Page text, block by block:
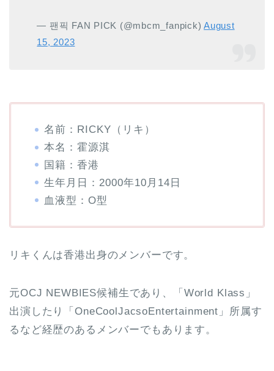
— 팬픽 FAN PICK (@mbcm_fanpick)August
15, 2023
名前：RICKY（リキ）
本名：霍源淇
国籍：香港
生年月日：2000年10月14日
血液型：O型
リキくんは香港出身のメンバーです。
元OCJ NEWBIES候補生であり、「World Klass」
出演したり「OneCoolJacsoEntertainment」所属す
るなど経歴のあるメンバーでもあります。